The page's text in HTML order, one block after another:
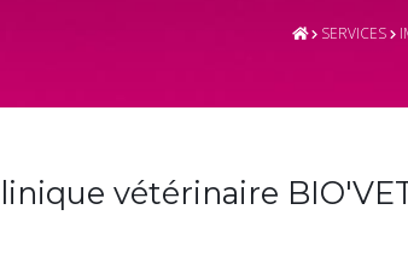
SERVICES
vétérinaire